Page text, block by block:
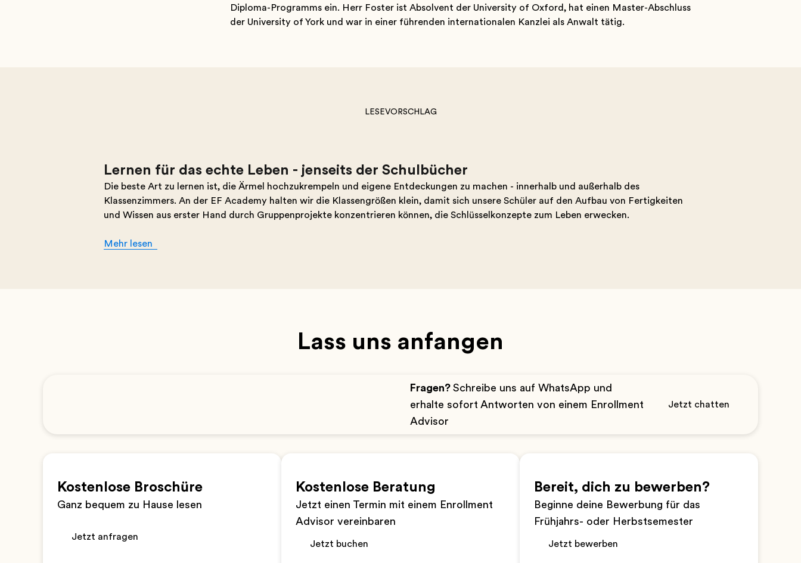
Diploma-Programms ein. Herr Foster ist Absolvent der University of Oxford, hat einen Master-Abschluss
der University of York und war in einer führenden internationalen Kanzlei als Anwalt tätig.
LESEVORSCHLAG
Lernen für das echte Leben - jenseits der Schulbücher
Die beste Art zu lernen ist, die Ärmel hochzukrempeln und eigene Entdeckungen zu machen - innerhalb und außerhalb des
Klassenzimmers. An der EF Academy halten wir die Klassengrößen klein, damit sich unsere Schüler auf den Aufbau von Fertigkeiten
und Wissen aus erster Hand durch Gruppenprojekte konzentrieren können, die Schlüsselkonzepte zum Leben erwecken.
Mehr lesen
Lass uns anfangen
Fragen?Schreibe uns auf WhatsApp und
erhalte sofort Antworten von einem Enrollment
Advisor
Jetzt chatten
Kostenlose Broschüre
Ganz bequem zu Hause lesen
Jetzt anfragen
Kostenlose Beratung
Jetzt einen Termin mit einem Enrollment
Advisor vereinbaren
Jetzt buchen
Bereit, dich zu bewerben?
Beginne deine Bewerbung für das
Frühjahrs- oder Herbstsemester
Jetzt bewerben